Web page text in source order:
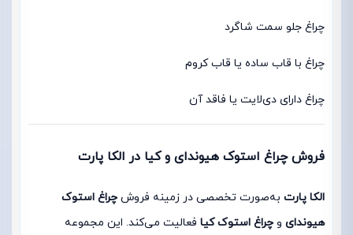
چراغ جلو سمت شاگرد
چراغ با قاب ساده یا قاب کروم
چراغ دارای دی‌لایت یا فاقد آن
فروش چراغ استوک هیوندای و کیا در الکا پارت
الکا پارت به‌صورت تخصصی در زمینه فروش چراغ استوک
هیوندای و چراغ استوک کیا فعالیت می‌کند. این مجموعه